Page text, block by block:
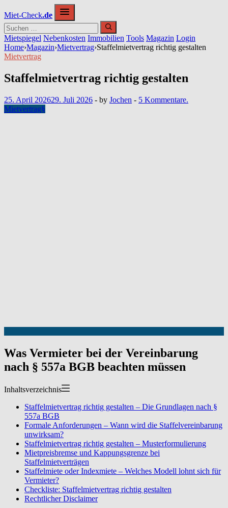
Inhalt
springen
Miet-Check.de
Mietspiegel Nebenkosten Immobilien Tools Magazin Login
Home›Magazin›Mietvertrag›Staffelmietvertrag richtig gestalten
Mietvertrag
Staffelmietvertrag richtig gestalten
25. April 202629. Juli 2026 - by Jochen - 5 Kommentare.
Mietvertrag§
Was Vermieter bei der Vereinbarung
nach § 557a BGB beachten müssen
Inhaltsverzeichnis
Staffelmietvertrag richtig gestalten – Die Grundlagen nach §
557a BGB
Formale Anforderungen – Wann wird die Staffelvereinbarung
unwirksam?
Staffelmietvertrag richtig gestalten – Musterformulierung
Mietpreisbremse und Kappungsgrenze bei
Staffelmietverträgen
Staffelmiete oder Indexmiete – Welches Modell lohnt sich für
Vermieter?
Checkliste: Staffelmietvertrag richtig gestalten
Rechtlicher Disclaimer